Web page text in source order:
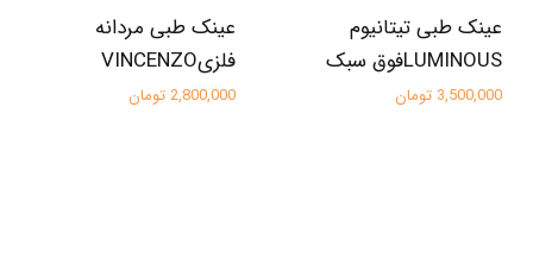
عینک طبی تیتانیوم
LUMINOUSفوق سبک
3,500,000 تومان
عینک طبی مردانه
فلزیVINCENZO
2,800,000 تومان